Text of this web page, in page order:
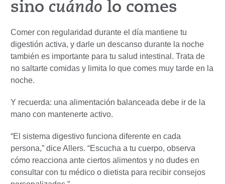
sino cuándo lo comes
Comer con regularidad durante el día mantiene tu
digestión activa, y darle un descanso durante la noche
también es importante para tu salud intestinal. Trata de
no saltarte comidas y limita lo que comes muy tarde en la
noche.
Y recuerda: una alimentación balanceada debe ir de la
mano con mantenerte activo.
“El sistema digestivo funciona diferente en cada
persona,” dice Allers. “Escucha a tu cuerpo, observa
cómo reacciona ante ciertos alimentos y no dudes en
consultar con tu médico o dietista para recibir consejos